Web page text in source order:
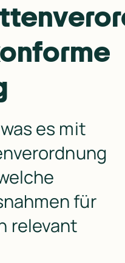
es mit
für
relevant